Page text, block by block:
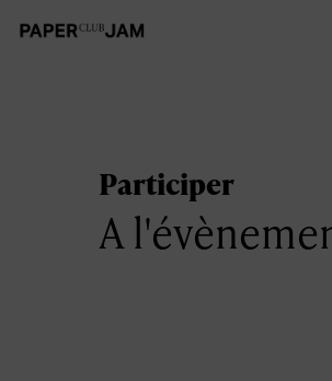
Participer
A